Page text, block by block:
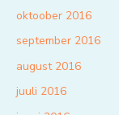
oktoober 2016
september 2016
august 2016
juuli 2016